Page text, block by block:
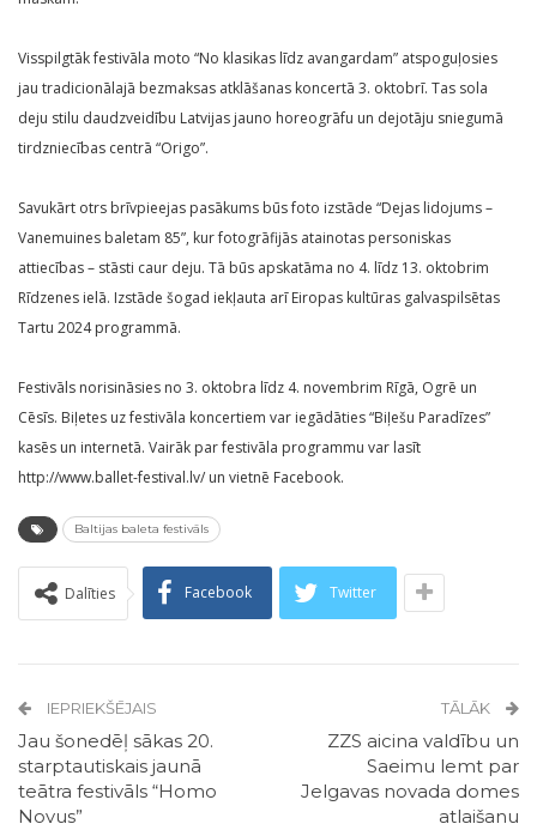
Visspilgtāk festivāla moto “No klasikas līdz avangardam” atspoguļosies
jau tradicionālajā bezmaksas atklāšanas koncertā 3. oktobrī. Tas sola
deju stilu daudzveidību Latvijas jauno horeogrāfu un dejotāju sniegumā
tirdzniecības centrā “Origo”.
Savukārt otrs brīvpieejas pasākums būs foto izstāde “Dejas lidojums –
Vanemuines baletam 85”, kur fotogrāfijās atainotas personiskas
attiecības – stāsti caur deju. Tā būs apskatāma no 4. līdz 13. oktobrim
Rīdzenes ielā. Izstāde šogad iekļauta arī Eiropas kultūras galvaspilsētas
Tartu 2024 programmā.
Festivāls norisināsies no 3. oktobra līdz 4. novembrim Rīgā, Ogrē un
Cēsīs. Biļetes uz festivāla koncertiem var iegādāties “Biļešu Paradīzes”
kasēs un internetā. Vairāk par festivāla programmu var lasīt
http://www.ballet-festival.lv/ un vietnē Facebook.
Baltijas baleta festivāls
Dalīties Facebook Twitter
IEPRIEKŠĒJAIS
Jau šonedēļ sākas 20.
starptautiskais jaunā
teātra festivāls “Homo
Novus”
TĀLĀK
ZZS aicina valdību un
Saeimu lemt par
Jelgavas novada domes
atlaišanu